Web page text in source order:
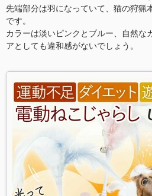
先端部分は羽になっていて、猫の狩猟
です。
カラーは淡いピンクとブルー、自然な
アとしても違和感がないでしょう。